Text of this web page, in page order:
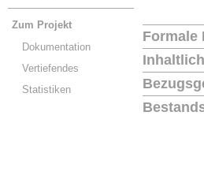
Zum Projekt
Dokumentation
Vertiefendes
Statistiken
Formale